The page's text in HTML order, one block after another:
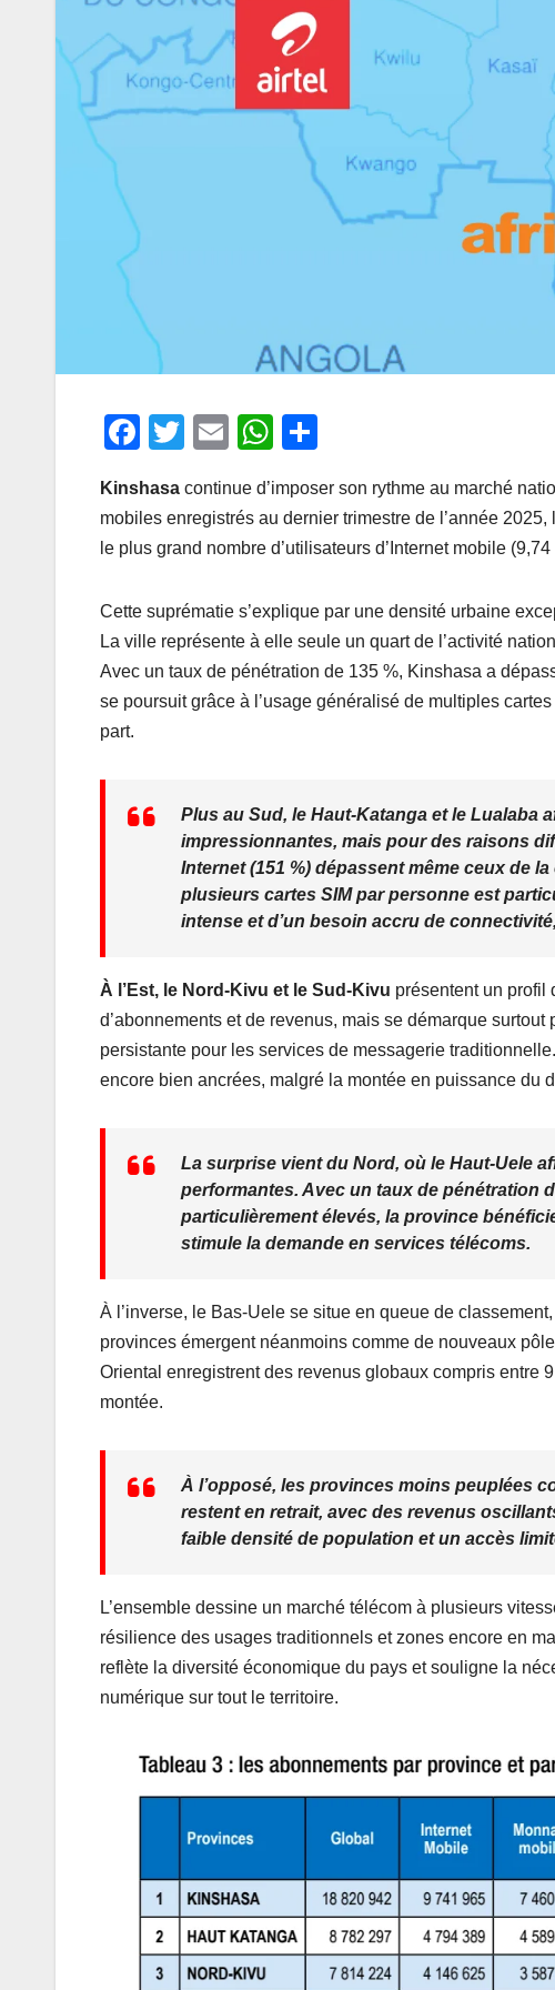
F
c
e
o
o
k
T
tt
er
E
ail
W
at
s
p
p
ta
g
Kinshasa continue d’imposer son rythme au marché
mobiles enregistrés au dernier trimestre de l’année
le plus grand nombre d’utilisateurs d’Internet mobile
Cette suprématie s’explique par une densité urbaine
La ville représente à elle seule un quart de l’activité
Avec un taux de pénétration de 135 %, Kinshasa a
se poursuit grâce à l’usage généralisé de multiples
part.
Plus au Sud, le Haut‑Katanga et le Lualaba
impressionnantes, mais pour des raisons
Internet (151 %) dépassent même ceux de
plusieurs cartes SIM par personne est
intense et d’un besoin accru de
À l’Est, le Nord‑Kivu et le Sud‑Kivu présentent un profil
d’abonnements et de revenus, mais se démarque
persistante pour les services de messagerie
encore bien ancrées, malgré la montée en puissance du
La surprise vient du Nord, où le Haut‑Uele
performantes. Avec un taux de pénétration
particulièrement élevés, la province
stimule la demande en services télécoms.
À l’inverse, le Bas‑Uele se situe en queue de
provinces émergent néanmoins comme de nouveaux
Oriental enregistrent des revenus globaux compris entre
montée.
À l’opposé, les provinces moins peuplées
restent en retrait, avec des revenus
faible densité de population et un accès
L’ensemble dessine un marché télécom à plusieurs
résilience des usages traditionnels et zones encore en
reflète la diversité économique du pays et souligne la
numérique sur tout le territoire.